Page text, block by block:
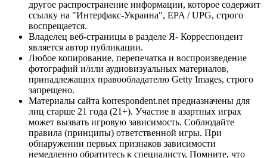
другое распространение информации, которое содержит
ссылку на "Интерфакс-Украина", EPA / UPG, строго
воспрещается.
Владелец веб-страницы в разделе Я- Корреспондент
является автор публикации.
Любое копирование, перепечатка и воспроизведение
фотографий и/или аудиовизуальных материалов,
принадлежащих правообладателю Getty Images, строго
запрещено.
Материалы сайта korrespondent.net предназначены для
лиц старше 21 года (21+). Участие в азартных играх
может вызвать игровую зависимость. Соблюдайте
правила (принципы) ответственной игры. При
обнаружении первых признаков зависимости
немедленно обратитесь к специалисту. Помните, что